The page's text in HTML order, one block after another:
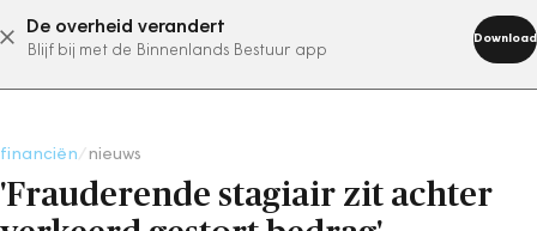
De overheid verandert
Blijf bij met de Binnenlands Bestuur app
Download
abonneer nu
financiën nieuws
'Frauderende stagiair zit achter